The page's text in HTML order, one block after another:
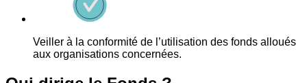
Veiller à la conformité de l’utilisation des fonds alloués
aux organisations concernées.